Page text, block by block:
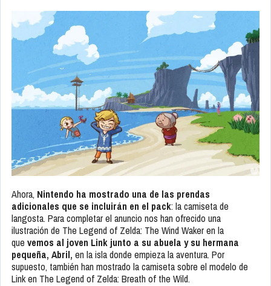
Ahora, Nintendo ha mostrado una de las prendas
adicionales que se incluirán en el pack: la camiseta de
langosta. Para completar el anuncio nos han ofrecido una
ilustración de The Legend of Zelda: The Wind Wakeren la
que vemos al joven Link junto a su abuela y su hermana
pequeña, Abril, en la isla donde empieza la aventura. Por
supuesto, también han mostrado la camiseta sobre el modelo de
Link en The Legend of Zelda: Breath of the Wild.